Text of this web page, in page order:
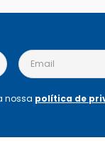
nossa política de